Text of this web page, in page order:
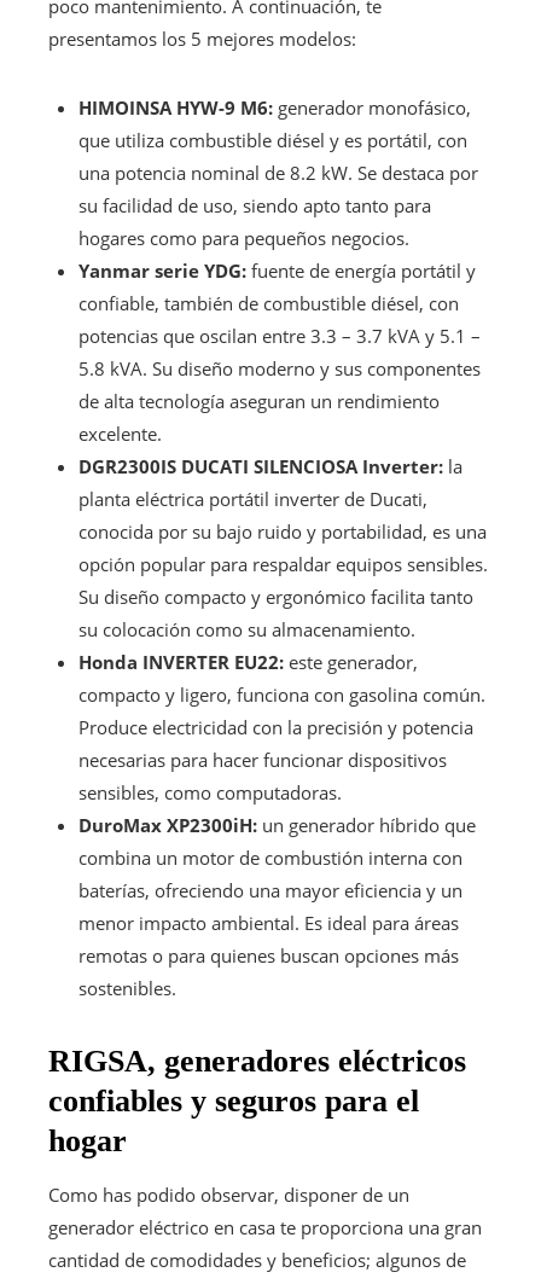
poco mantenimiento. A continuación, te
presentamos los 5 mejores modelos:
HIMOINSA HYW-9 M6: generador monofásico,
que utiliza combustible diésel y es portátil, con
una potencia nominal de 8.2 kW. Se destaca por
su facilidad de uso, siendo apto tanto para
hogares como para pequeños negocios.
Yanmar serie YDG: fuente de energía portátil y
confiable, también de combustible diésel, con
potencias que oscilan entre 3.3 – 3.7 kVA y 5.1 –
5.8 kVA. Su diseño moderno y sus componentes
de alta tecnología aseguran un rendimiento
excelente.
DGR2300IS DUCATI SILENCIOSA Inverter: la
planta eléctrica portátil inverter de Ducati,
conocida por su bajo ruido y portabilidad, es una
opción popular para respaldar equipos sensibles.
Su diseño compacto y ergonómico facilita tanto
su colocación como su almacenamiento.
Honda INVERTER EU22: este generador,
compacto y ligero, funciona con gasolina común.
Produce electricidad con la precisión y potencia
necesarias para hacer funcionar dispositivos
sensibles, como computadoras.
DuroMax XP2300iH: un generador híbrido que
combina un motor de combustión interna con
baterías, ofreciendo una mayor eficiencia y un
menor impacto ambiental. Es ideal para áreas
remotas o para quienes buscan opciones más
sostenibles.
RIGSA, generadores eléctricos
confiables y seguros para el
hogar
Como has podido observar, disponer de un
generador eléctrico en casa te proporciona una gran
cantidad de comodidades y beneficios; algunos de